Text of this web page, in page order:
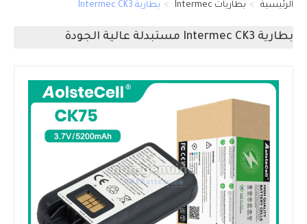
الرئيسية بطاريات Intermec بطارية Intermec CK3
بطارية Intermec CK3 مستبدلة عالية الجودة